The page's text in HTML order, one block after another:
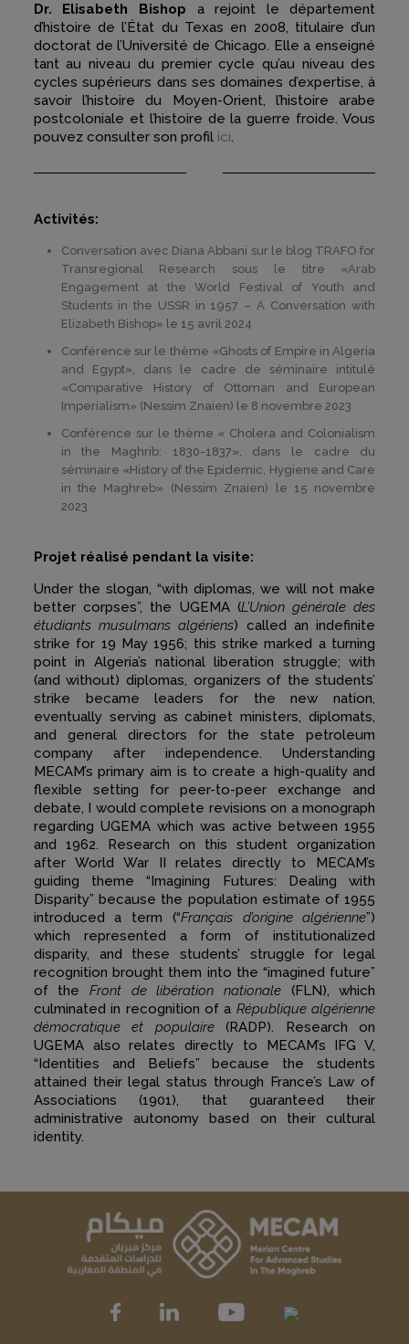
Dr. Elisabeth Bishop a rejoint le département
d’histoire de l’État du Texas en 2008, titulaire d’un
doctorat de l’Université de Chicago. Elle a enseigné
tant au niveau du premier cycle qu’au niveau des
cycles supérieurs dans ses domaines d’expertise, à
savoir l’histoire du Moyen-Orient, l’histoire arabe
postcoloniale et l’histoire de la guerre froide. Vous
pouvez consulter son profil ici.
Activités:
Conversation avec Diana Abbani sur le blog TRAFO for
Transregional Research sous le titre «Arab
Engagement at the World Festival of Youth and
Students in the USSR in 1957 – A Conversation with
Elizabeth Bishop» le 15 avril 2024
Conférence sur le thème «Ghosts of Empire in Algeria
and Egypt», dans le cadre de séminaire intitulé
«Comparative History of Ottoman and European
Imperialism» (Nessim Znaien) le 8 novembre 2023
Conférence sur le thème « Cholera and Colonialism
in the Maghrib: 1830-1837», dans le cadre du
séminaire «History of the Epidemic, Hygiene and Care
in the Maghreb» (Nessim Znaien) le 15 novembre
2023
Projet réalisé pendant la visite:
Under the slogan, “with diplomas, we will not make
better corpses”, the UGEMA (L’Union générale des
étudiants musulmans algériens) called an indefinite
strike for 19 May 1956; this strike marked a turning
point in Algeria’s national liberation struggle; with
(and without) diplomas, organizers of the students’
strike became leaders for the new nation,
eventually serving as cabinet ministers, diplomats,
and general directors for the state petroleum
company after independence. Understanding
MECAM’s primary aim is to create a high-quality and
flexible setting for peer-to-peer exchange and
debate, I would complete revisions on a monograph
regarding UGEMA which was active between 1955
and 1962. Research on this student organization
after World War II relates directly to MECAM’s
guiding theme “Imagining Futures: Dealing with
Disparity” because the population estimate of 1955
introduced a term (“Français d’origine algérienne”)
which represented a form of institutionalized
disparity, and these students’ struggle for legal
recognition brought them into the “imagined future”
of theFront de libération nationale(FLN), which
culminated in recognition of a République algérienne
démocratique et populaire(RADP). Research on
UGEMA also relates directly to MECAM’s IFG V,
“Identities and Beliefs” because the students
attained their legal status through France’s Law of
Associations (1901), that guaranteed their
administrative autonomy based on their cultural
identity.